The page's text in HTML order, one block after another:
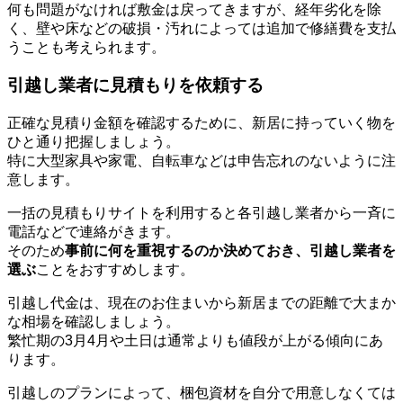
何も問題がなければ敷金は戻ってきますが、経年劣化を除
く、壁や床などの破損・汚れによっては追加で修繕費を支払
うことも考えられます。
引越し業者に見積もりを依頼する
正確な見積り金額を確認するために、新居に持っていく物を
ひと通り把握しましょう。
特に大型家具や家電、自転車などは申告忘れのないように注
意します。
一括の見積もりサイトを利用すると各引越し業者から一斉に
電話などで連絡がきます。
そのため事前に何を重視するのか決めておき、引越し業者を
選ぶことをおすすめします。
引越し代金は、現在のお住まいから新居までの距離で大まか
な相場を確認しましょう。
繁忙期の3月4月や土日は通常よりも値段が上がる傾向にあ
ります。
引越しのプランによって、梱包資材を自分で用意しなくては